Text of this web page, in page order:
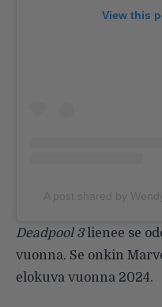
View this
A post shared by
Deadpool 3lienee se
vuonna. Se onkin
elokuva vuonna 2024.